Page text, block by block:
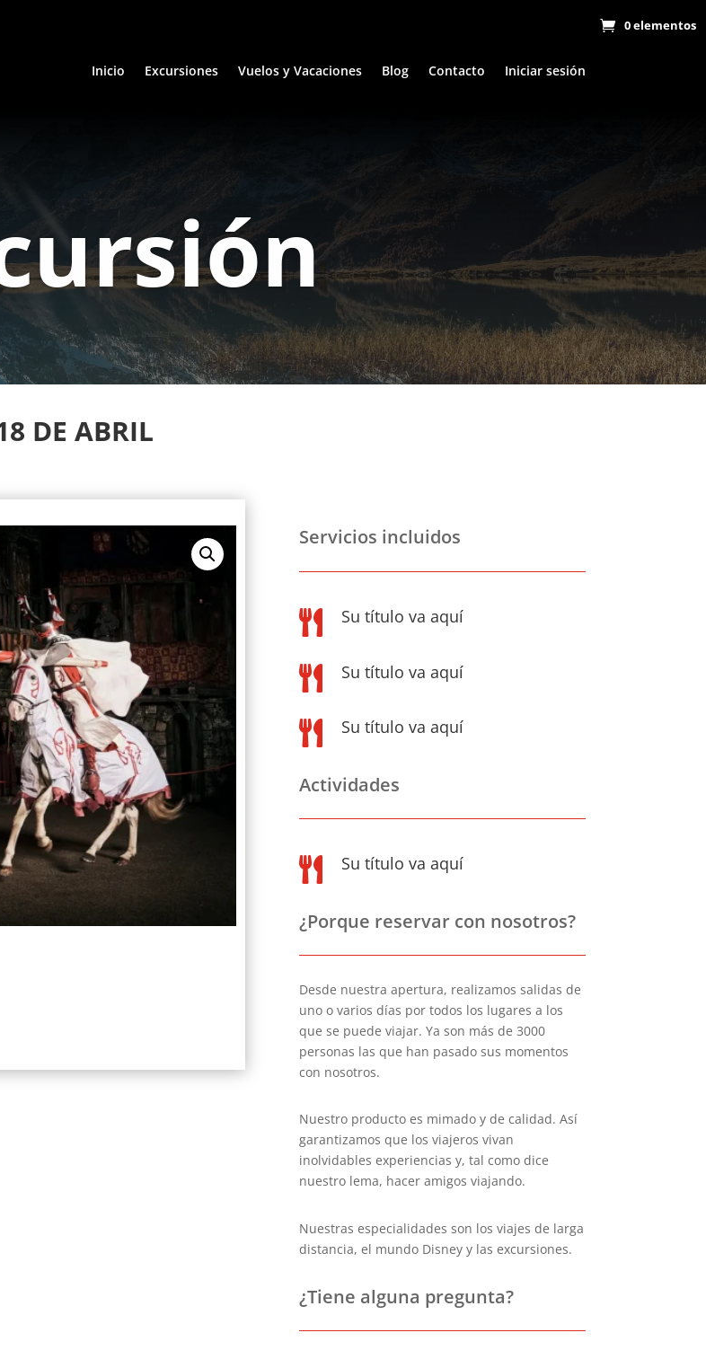
0 elementos
Inicio Excursiones Vuelos y Vacaciones Blog Contacto Iniciar sesión
DE ABRIL
Servicios incluidos
 Su título va aquí
 Su título va aquí
 Su título va aquí
Actividades
 Su título va aquí
¿Porque reservar con nosotros?
Desde nuestra apertura, realizamos salidas de
uno o varios días por todos los lugares a los
que se puede viajar. Ya son más de 3000
personas las que han pasado sus momentos
con nosotros.
Nuestro producto es mimado y de calidad. Así
garantizamos que los viajeros vivan
inolvidables experiencias y, tal como dice
nuestro lema, hacer amigos viajando.
Nuestras especialidades son los viajes de larga
distancia, el mundo Disney y las excursiones.
¿Tiene alguna pregunta?